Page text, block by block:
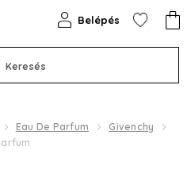
Keresés
Belépés
Eau De Parfum
Givenchy